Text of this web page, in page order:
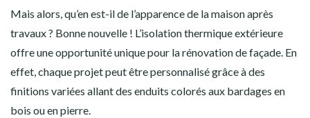
Mais alors, qu’en est-il de l’apparence de la maison après
travaux ? Bonne nouvelle ! L’isolation thermique extérieure
offre une opportunité unique pour la rénovation de façade. En
effet, chaque projet peut être personnalisé grâce à des
finitions variées allant des enduits colorés aux bardages en
bois ou en pierre.